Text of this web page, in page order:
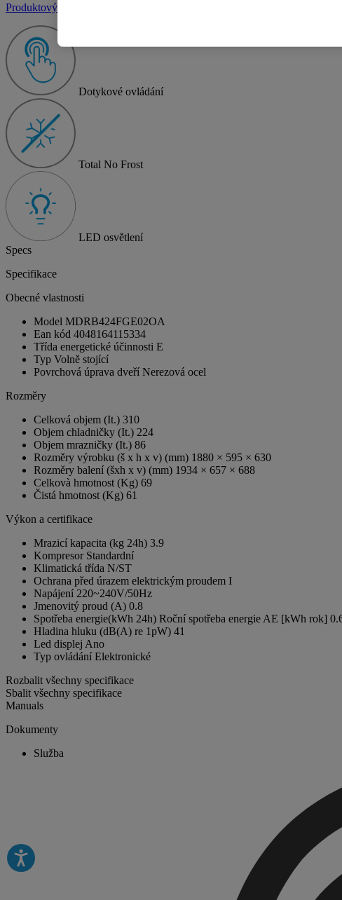
Produktový list
Dotykové ovládání
Total No Frost
LED osvětlení
Specs
Specifikace
Obecné vlastnosti
Model MDRB424FGE02OA
Ean kód 4048164115334
Třída energetické účinnosti E
Typ Volně stojící
Povrchová úprava dveří Nerezová ocel
Rozměry
Celková objem (It.) 310
Objem chladničky (It.) 224
Objem mrazničky (It.) 86
Rozměry výrobku (š x h x v) (mm) 1880 × 595 × 630
Rozměry balení (šxh x v) (mm) 1934 × 657 × 688
Celkovà hmotnost (Kg) 69
Čistá hmotnost (Kg) 61
Výkon a certifikace
Mrazicí kapacita (kg 24h) 3.9
Kompresor Standardní
Klimatická třída N/ST
Ochrana před úrazem elektrickým proudem I
Napájení 220~240V/50Hz
Jmenovitý proud (A) 0.8
Spotřeba energie(kWh 24h) Roční spotřeba energie AE [kWh rok]
Hladina hluku (dB(A) re 1pW) 41
Led displej Ano
Typ ovládání Elektronické
Rozbalit všechny specifikace
Sbalit všechny specifikace
Manuals
Dokumenty
Služba